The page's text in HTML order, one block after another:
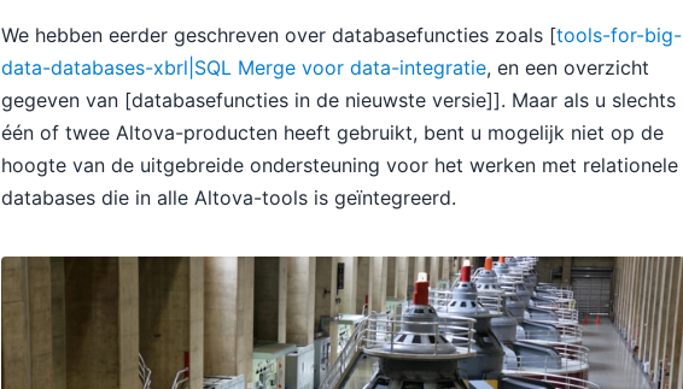
We hebben eerder geschreven over databasefuncties zoals [tools-for-big-
data-databases-xbrl|SQL Merge voor data-integratie, en een overzicht
gegeven van [databasefuncties in de nieuwste versie]]. Maar als u slechts
één of twee Altova-producten heeft gebruikt, bent u mogelijk niet op de
hoogte van de uitgebreide ondersteuning voor het werken met relationele
databases die in alle Altova-tools is geïntegreerd.